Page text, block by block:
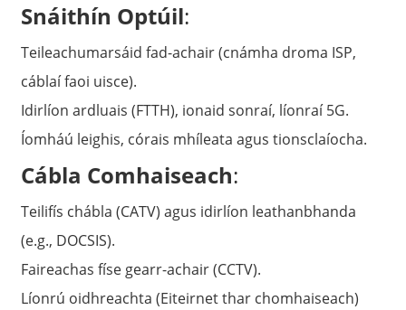
Snáithín Optúil:
Teileachumarsáid fad-achair (cnámha droma ISP,
cáblaí faoi uisce).
Idirlíon ardluais (FTTH), ionaid sonraí, líonraí 5G.
Íomháú leighis, córais mhíleata agus tionsclaíocha.
Cábla Comhaiseach:
Teilifís chábla (CATV) agus idirlíon leathanbhanda
(e.g., DOCSIS).
Faireachas físe gearr-achair (CCTV).
Líonrú oidhreachta (Eiteirnet thar chomhaiseach)